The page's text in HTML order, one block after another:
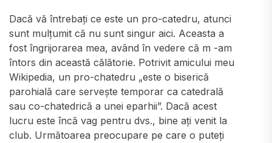
Dacă vă întrebați ce este un pro-catedru, atunci
sunt mulțumit că nu sunt singur aici. Aceasta a
fost îngrijorarea mea, având în vedere că m -am
întors din această călătorie. Potrivit amicului meu
Wikipedia, un pro-chatedru „este o biserică
parohială care servește temporar ca catedrală
sau co-chatedrică a unei eparhii”. Dacă acest
lucru este încă vag pentru dvs., bine ați venit la
club. Următoarea preocupare pe care o puteți